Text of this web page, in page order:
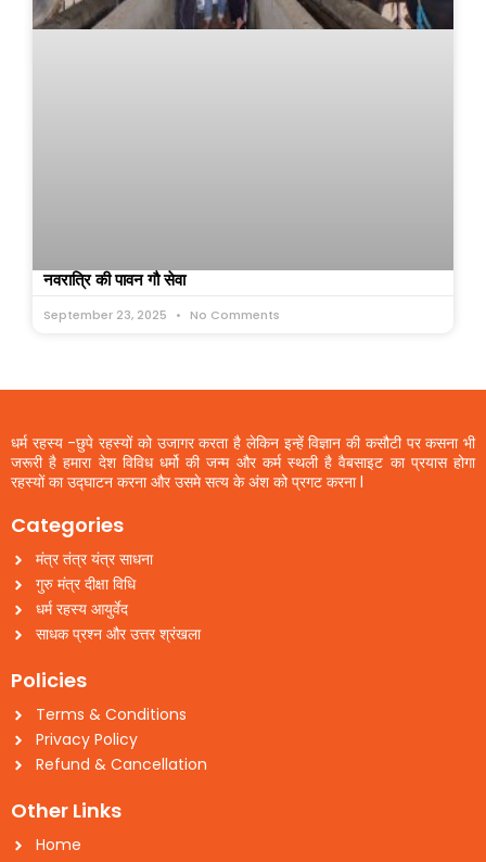
नवरात्रि की पावन गौ सेवा
September 23, 2025 No Comments
धर्म रहस्य -छुपे रहस्यों को उजागर करता है लेकिन इन्हें विज्ञान की कसौटी पर कसना भी
जरूरी है हमारा देश विविध धर्मो की जन्म और कर्म स्थली है वैबसाइट का प्रयास होगा
रहस्यों का उद्घाटन करना और उसमे सत्य के अंश को प्रगट करना l
Categories
मंत्र तंत्र यंत्र साधना
गुरु मंत्र दीक्षा विधि
धर्म रहस्य आयुर्वेद
साधक प्रश्न और उत्तर श्रंखला
Policies
Terms & Conditions
Privacy Policy
Refund & Cancellation
Other Links
Home